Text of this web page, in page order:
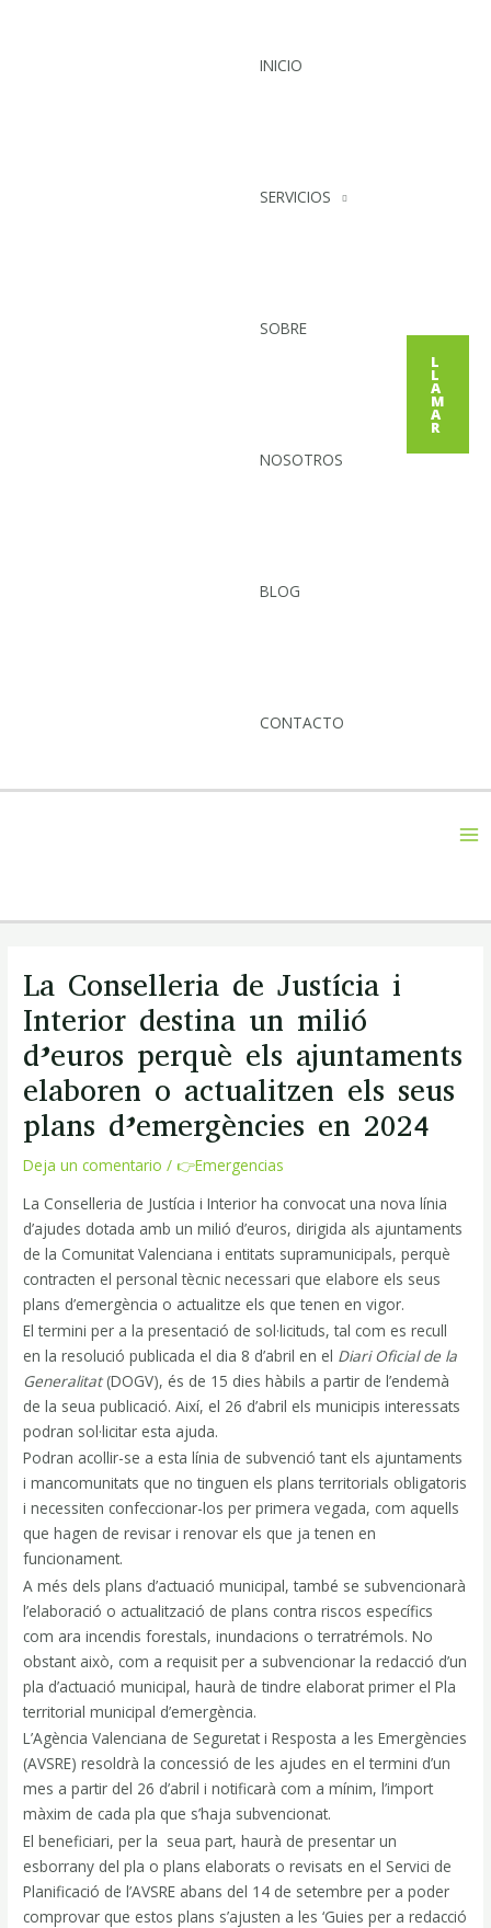
INICIO
SERVICIOS
SOBRE
NOSOTROS
BLOG
CONTACTO
L
L
A
M
A
R
La Conselleria de Justícia i
Interior destina un milió
d’euros perquè els ajuntaments
elaboren o actualitzen els seus
plans d’emergències en 2024
Deja un comentario /👉Emergencias
La Conselleria de Justícia i Interior ha convocat una nova línia
d’ajudes dotada amb un milió d’euros, dirigida als ajuntaments
de la Comunitat Valenciana i entitats supramunicipals, perquè
contracten el personal tècnic necessari que elabore els seus
plans d’emergència o actualitze els que tenen en vigor.
El termini per a la presentació de sol·licituds, tal com es recull
en la resolució publicada el dia 8 d’abril en el Diari Oficial de la
Generalitat(DOGV), és de 15 dies hàbils a partir de l’endemà
de la seua publicació. Així, el 26 d’abril els municipis interessats
podran sol·licitar esta ajuda.
Podran acollir-se a esta línia de subvenció tant els ajuntaments
i mancomunitats que no tinguen els plans territorials obligatoris
i necessiten confeccionar-los per primera vegada, com aquells
que hagen de revisar i renovar els que ja tenen en
funcionament.
A més dels plans d’actuació municipal, també se subvencionarà
l’elaboració o actualització de plans contra riscos específics
com ara incendis forestals, inundacions o terratrémols. No
obstant això, com a requisit per a subvencionar la redacció d’un
pla d’actuació municipal, haurà de tindre elaborat primer el Pla
territorial municipal d’emergència.
L’Agència Valenciana de Seguretat i Resposta a les Emergències
(AVSRE) resoldrà la concessió de les ajudes en el termini d’un
mes a partir del 26 d’abril i notificarà com a mínim, l’import
màxim de cada pla que s’haja subvencionat.
El beneficiari, per la seua part, haurà de presentar un
esborrany del pla o plans elaborats o revisats en el Servici de
Planificació de l’AVSRE abans del 14 de setembre per a poder
comprovar que estos plans s’ajusten a les ‘Guies per a redacció
entradas